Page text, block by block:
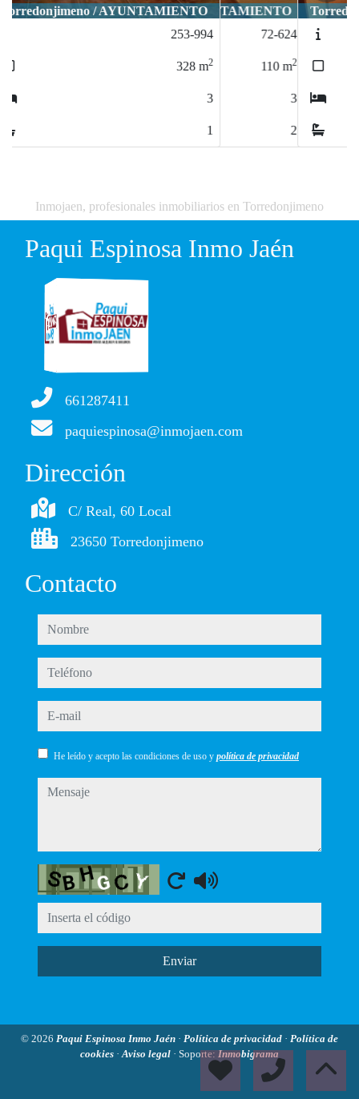
Torredonjimeno / AYUNTAMIENTO
72-624
110m2
Inmojaen, profesionales inmobiliarios en Torredonjimeno
Paqui Espinosa Inmo Jaén
661287411
paquiespinosa@inmojaen.com
Dirección
C/ Real, 60 Local
23650 Torredonjimeno
Contacto
nombre
teléfono
e-mail
He leído y acepto las condiciones de uso y política de privacidad
mensaje
Captcha
Enviar
© 2026 Paqui Espinosa Inmo Jaén · Política de privacidad · Política de
cookies ·Aviso legal · Soporte:Inmobigrama